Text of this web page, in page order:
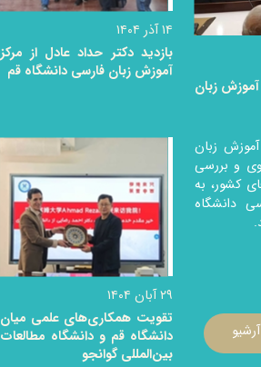
زبان
زبان
و بررسی
کشور، به
دانشگاه
آرشیو
۱۴ آذر ۱۴۰۴
بازدید دکتر حداد عادل از مرکز
آموزش زبان فارسی دانشگاه قم
۲۹ آبان ۱۴۰۴
تقویت همکاری‌های علمی میان
دانشگاه قم و دانشگاه مطالعات
بین‌المللی گوانجو